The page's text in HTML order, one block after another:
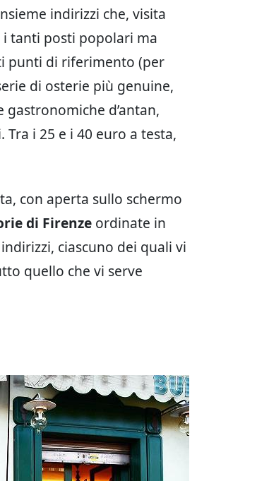
indirizzi che, visita
tanti posti popolari ma
punti di riferimento (per
di osterie più genuine,
d’antan,
. Tra i 25 e i 40 euro a testa,
con aperta sullo schermo
di Firenze ordinate in
ciascuno dei quali vi
quello che vi serve